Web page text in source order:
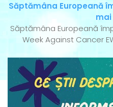
Săptămâna Europeană
mai
Săptămâna Europeană
Week Against Cancer